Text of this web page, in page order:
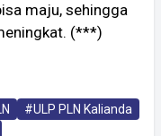
maju, sehingga
(***)
#ULP PLN Kalianda